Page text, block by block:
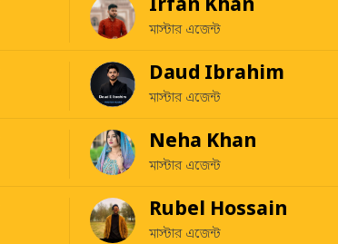
Irfan Khan
মাস্টার এজেন্ট
Daud Ibrahim
মাস্টার এজেন্ট
Neha Khan
মাস্টার এজেন্ট
Rubel Hossain
মাস্টার এজেন্ট